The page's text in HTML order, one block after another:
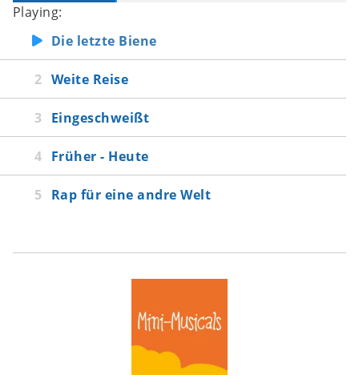
Playing:
Die letzte Biene
Weite Reise
Eingeschweißt
Früher - Heute
Rap für eine andre Welt